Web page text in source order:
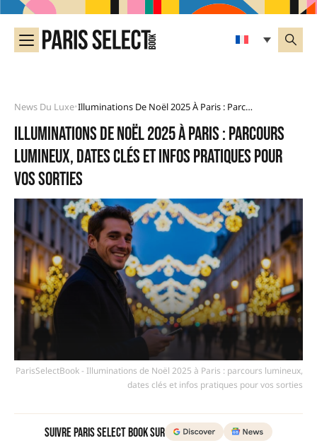
News Du Luxe• Illuminations De Noël 2025 À Paris : Parcours Lumineux, Dates Clés Et Infos Pratiques Pour Vos Sorties
Illuminations de Noël 2025 à Paris : parcours
lumineux, dates clés et infos pratiques pour
vos sorties
ParisSelectBook - Illuminations de Noël 2025 à Paris : parcours lumineux,
dates clés et infos pratiques pour vos sorties
Suivre Paris Select Book sur